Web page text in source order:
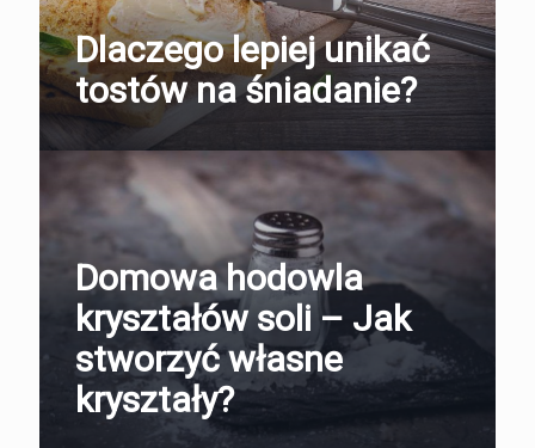
Dlaczego lepiej unikać
tostów na śniadanie?
Domowa hodowla
kryształów soli – Jak
stworzyć własne
kryształy?